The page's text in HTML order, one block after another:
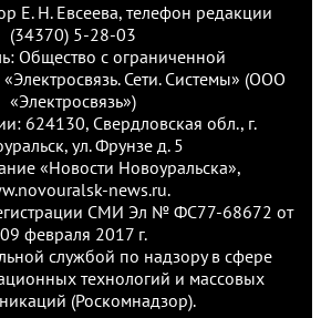
Е. Н. Евсеева, телефон редакции
(34370) 5-28-03
Общество с ограниченной
«Электросвязь. Сети. Системы» (ООО
«Электросвязь»)
624130, Свердловская обл., г.
ул. Фрунзе д. 5
«Новости Новоуральска»,
news.ru.
СМИ Эл № ФС77-68672 от
09 февраля 2017 г.
службой по надзору в сфере
технологий и массовых
(Роскомнадзор).